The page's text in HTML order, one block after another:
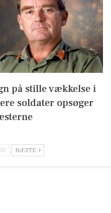
på stille vækkelse i
soldater opsøger
NÆSTE